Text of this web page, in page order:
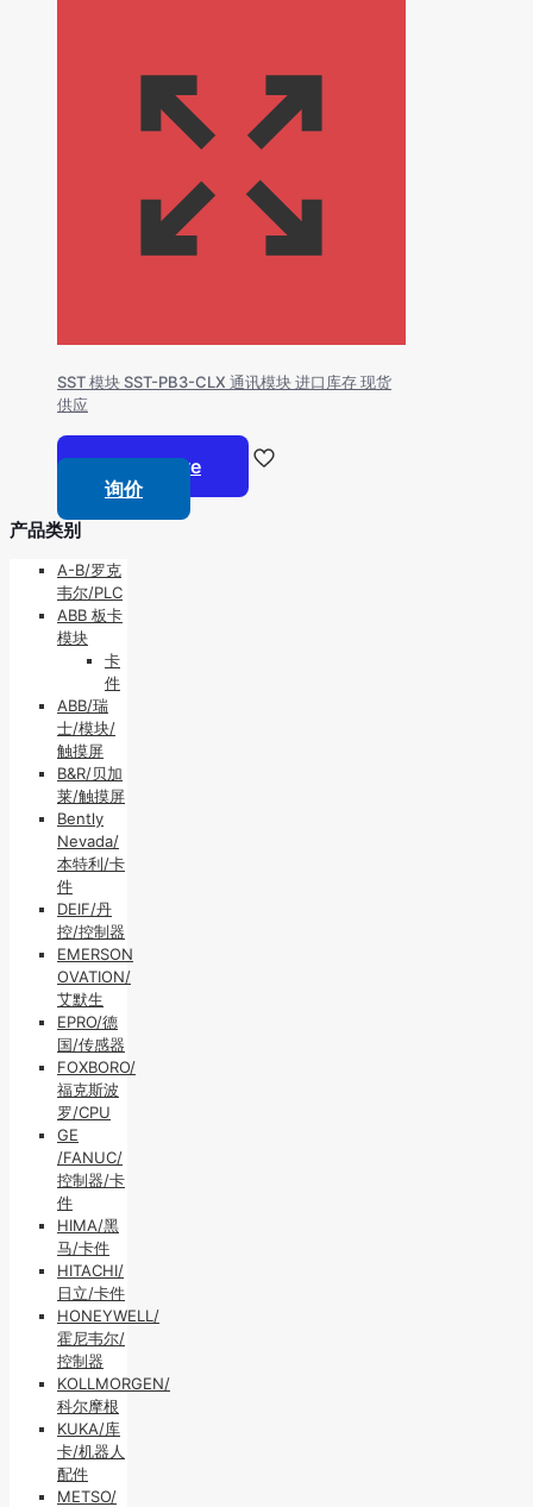
SST 模块 SST-PB3-CLX 通讯模块 进口库存 现货
供应
Read more
询价
产品类别
A-B/罗克
韦尔/PLC
ABB 板卡
模块
卡
件
ABB/瑞
士/模块/
触摸屏
B&R/贝加
莱/触摸屏
Bently
Nevada/
本特利/卡
件
DEIF/丹
控/控制器
EMERSON
OVATION/
艾默生
EPRO/德
国/传感器
FOXBORO/
福克斯波
罗/CPU
GE
/FANUC/
控制器/卡
件
HIMA/黑
马/卡件
HITACHI/
日立/卡件
HONEYWELL/
霍尼韦尔/
控制器
KOLLMORGEN/
科尔摩根
KUKA/库
卡/机器人
配件
METSO/